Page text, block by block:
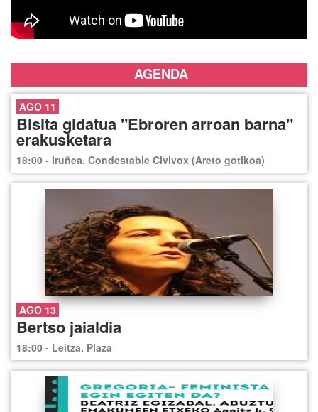
AGENDA
AGO 11
Bisita gidatua "Ebroren arroan barna"
erakusketara
18:00 - Iruñea. Condestable Civivox (Areto gotikoa)
AGO 13
Bertso jaialdia
18:00 - Leitza. Plaza